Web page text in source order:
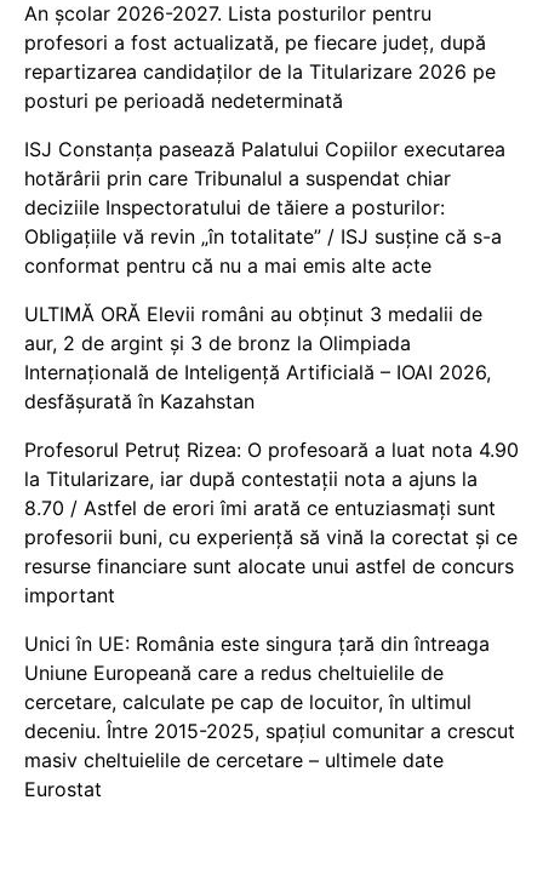
An școlar 2026-2027. Lista posturilor pentru
profesori a fost actualizată, pe fiecare județ, după
repartizarea candidaților de la Titularizare 2026 pe
posturi pe perioadă nedeterminată
ISJ Constanța pasează Palatului Copiilor executarea
hotărârii prin care Tribunalul a suspendat chiar
deciziile Inspectoratului de tăiere a posturilor:
Obligațiile vă revin „în totalitate” / ISJ susține că s-a
conformat pentru că nu a mai emis alte acte
ULTIMĂ ORĂ Elevii români au obținut 3 medalii de
aur, 2 de argint și 3 de bronz la Olimpiada
Internațională de Inteligență Artificială – IOAI 2026,
desfășurată în Kazahstan
Profesorul Petruț Rizea: O profesoară a luat nota 4.90
la Titularizare, iar după contestații nota a ajuns la
8.70 / Astfel de erori îmi arată ce entuziasmați sunt
profesorii buni, cu experiență să vină la corectat și ce
resurse financiare sunt alocate unui astfel de concurs
important
Unici în UE: România este singura țară din întreaga
Uniune Europeană care a redus cheltuielile de
cercetare, calculate pe cap de locuitor, în ultimul
deceniu. Între 2015-2025, spațiul comunitar a crescut
masiv cheltuielile de cercetare – ultimele date
Eurostat